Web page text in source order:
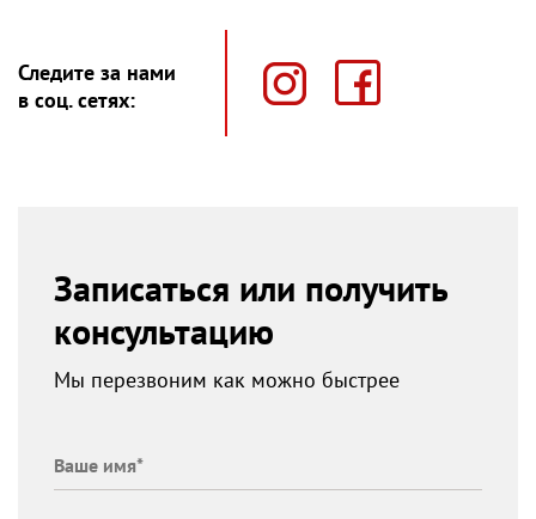
Следите за нами
в соц. сетях:
Записаться или получить
консультацию
Мы перезвоним как можно быстрее